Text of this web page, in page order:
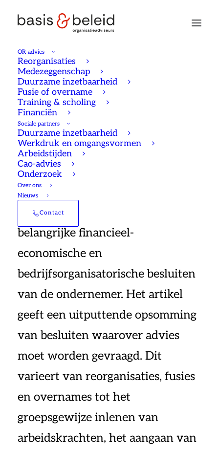
OR-advies
Reorganisaties
Medezeggenschap
Duurzame inzetbaarheid
Fusie of overname
Training & scholing
Financiën
Sociale partners
Duurzame inzetbaarheid
Werkdruk en omgangsvormen
Arbeidstijden
Cao-advies
Onderzoek
Over ons
Nieuws
Contact
Adviesaanvraag
Adviesrecht OR
Ondernemingsraden moeten
volgens
om advies gevraagd worden bij
belangrijke financieel-
economische en
bedrijfsorganisatorische besluiten
van de ondernemer. Het artikel
geeft een uitputtende opsomming
van besluiten waarover advies
moet worden gevraagd. Dit
varieert van reorganisaties, fusies
en overnames tot het
groepsgewijze inlenen van
arbeidskrachten, het aangaan van